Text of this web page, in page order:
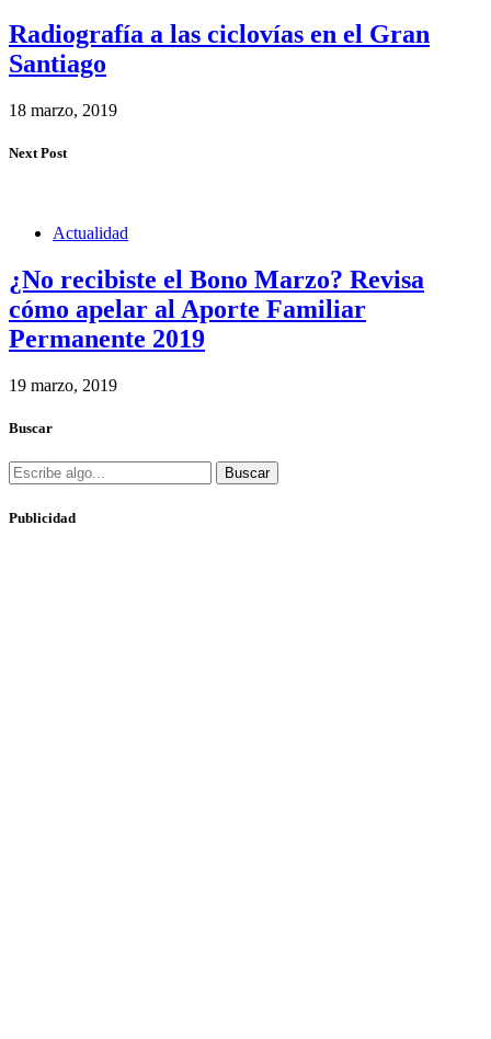
Radiografía a las ciclovías en el Gran
Santiago
18 marzo, 2019
Next Post
Actualidad
¿No recibiste el Bono Marzo? Revisa
cómo apelar al Aporte Familiar
Permanente 2019
19 marzo, 2019
Buscar
Buscar
Publicidad